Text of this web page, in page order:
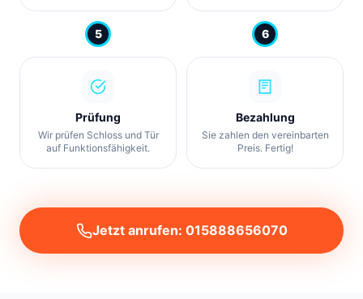
5
Prüfung
Wir prüfen Schloss und Tür
auf Funktionsfähigkeit.
6
Bezahlung
Sie zahlen den vereinbarten
Preis. Fertig!
Jetzt anrufen: 015888656070